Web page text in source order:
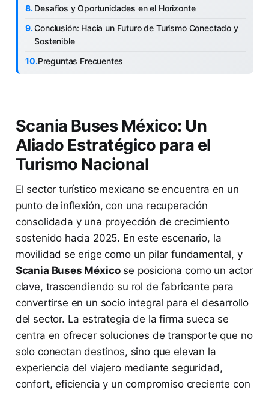
Desafíos y Oportunidades en el Horizonte
Conclusión: Hacia un Futuro de Turismo Conectado y
Sostenible
Preguntas Frecuentes
Scania Buses México: Un
Aliado Estratégico para el
Turismo Nacional
El sector turístico mexicano se encuentra en un
punto de inflexión, con una recuperación
consolidada y una proyección de crecimiento
sostenido hacia 2025. En este escenario, la
movilidad se erige como un pilar fundamental, y
Scania Buses Méxicose posiciona como un actor
clave, trascendiendo su rol de fabricante para
convertirse en un socio integral para el desarrollo
del sector. La estrategia de la firma sueca se
centra en ofrecer soluciones de transporte que no
solo conectan destinos, sino que elevan la
experiencia del viajero mediante seguridad,
confort, eficiencia y un compromiso creciente con